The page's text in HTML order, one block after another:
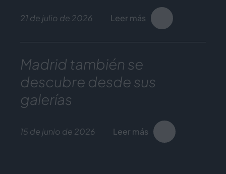
21 de julio de 2026 Leer más
Madrid también se
descubre desde sus
galerías
15 de junio de 2026 Leer más